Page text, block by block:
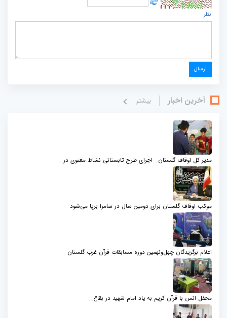
نظر
آخرین اخبار بيشتر
مدیر کل اوقاف گلستان : اجرای طرح تابستانی نشاط معنوی در...
موکب اوقاف گلستان برای دومین سال در سامرا برپا می‌شود
اعلام برگزیدگان چهل‌ونهمین دوره مسابقات قرآن غرب گلستان
محفل انس با قرآن کریم به یاد امام شهید در بقاع...